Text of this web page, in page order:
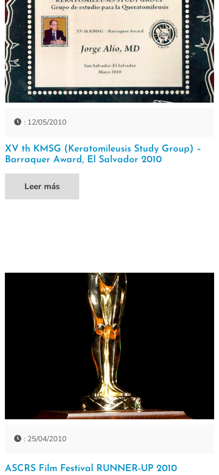
: 12/05/2010
XV th KMSG (Keratomileusis Study Group) –
Barraquer Award, El Salvador 2010
Leer más
: 25/04/2010
ASCRS Film Festival RUNNER-UP 2010